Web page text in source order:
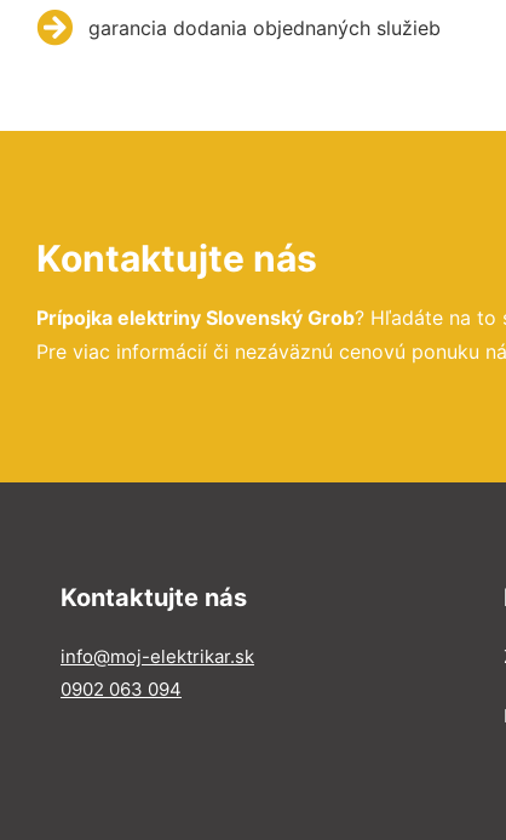
garancia dodania objednaných služieb
Kontaktujte nás
Prípojka elektriny Slovenský Grob? Hľadáte na to
Pre viac informácií či nezáväznú cenovú ponuku
Kontaktujte nás
info@moj-elektrikar.sk
0902 063 094